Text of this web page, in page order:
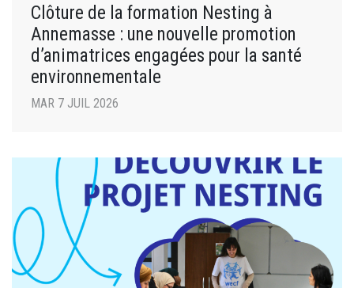
Clôture de la formation Nesting à
Annemasse : une nouvelle promotion
d’animatrices engagées pour la santé
environnementale
MAR 7 JUIL 2026